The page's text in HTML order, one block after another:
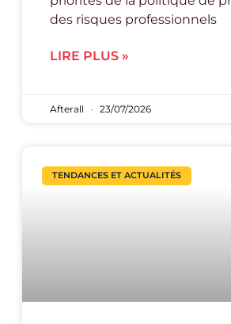
des risques professionnels
LIRE PLUS »
Afterall 23/07/2026
TENDANCES ET ACTUALITÉS